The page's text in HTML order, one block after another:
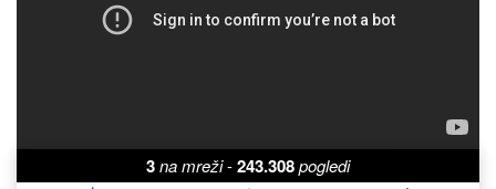
3na mreži-243.308pogledi